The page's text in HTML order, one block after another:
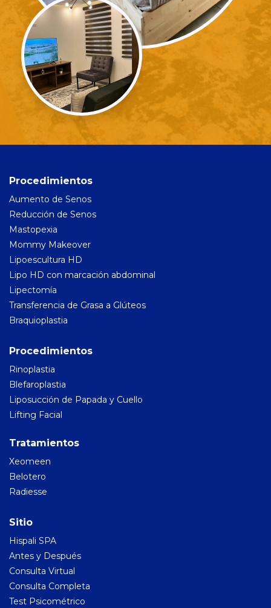
Procedimientos
Aumento de Senos
Reducción de Senos
Mastopexia
Mommy Makeover
Lipoescultura HD
Lipo HD con marcación abdominal
Lipectomía
Transferencia de Grasa a Glúteos
Braquioplastia
Procedimientos
Rinoplastia
Blefaroplastia
Liposucción de Papada y Cuello
Lifting Facial
Tratamientos
Xeomeen
Belotero
Radiesse
Sitio
Hispali SPA
Antes y Después
Consulta Virtual
Consulta Completa
Test Psicométrico